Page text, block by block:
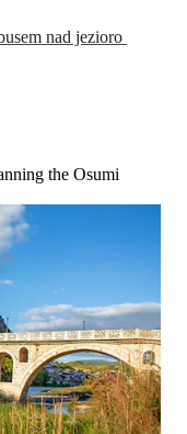
nad jezioro
the Osumi